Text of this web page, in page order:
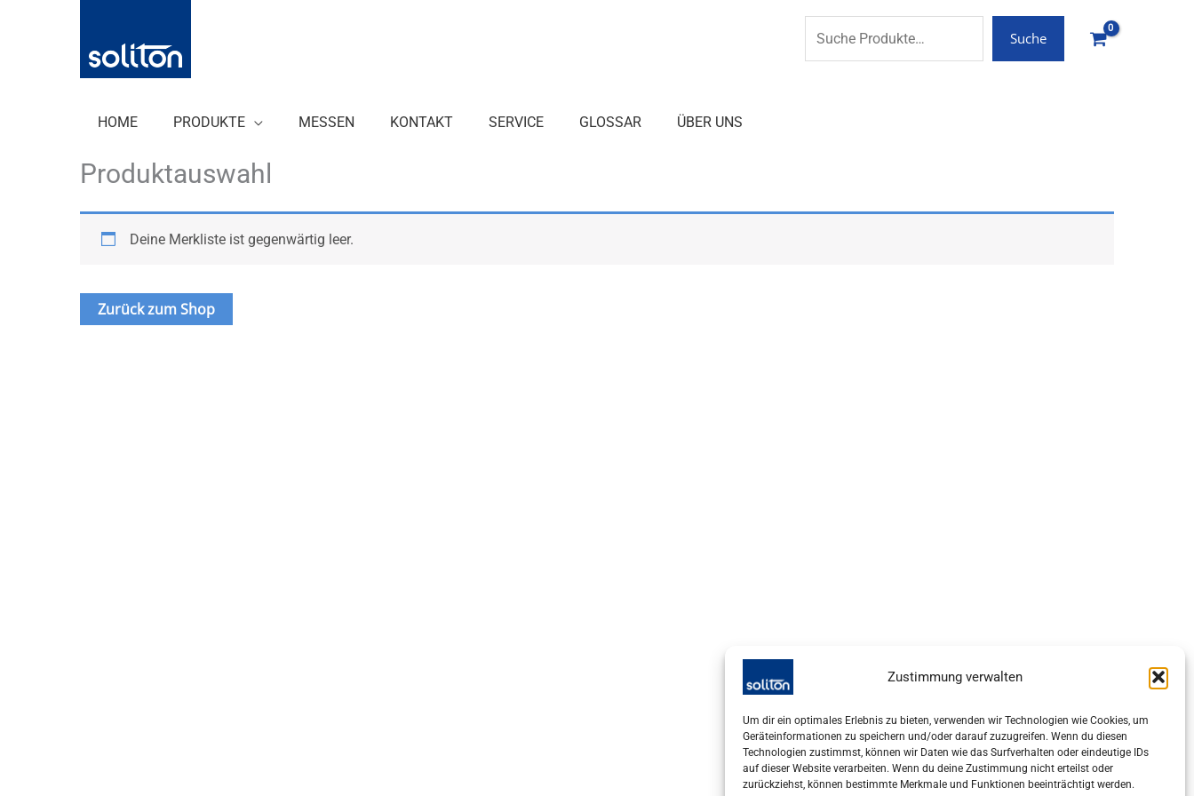
Zustimmung verwalten
Um dir ein optimales Erlebnis zu bieten, verwenden wir Technologien wie Cookies, um
Geräteinformationen zu speichern und/oder darauf zuzugreifen. Wenn du diesen
Technologien zustimmst, können wir Daten wie das Surfverhalten oder eindeutige IDs
auf dieser Website verarbeiten. Wenn du deine Zustimmung nicht erteilst oder
zurückziehst, können bestimmte Merkmale und Funktionen beeinträchtigt werden.
springen
Suche
HOME PRODUKTE MESSEN KONTAKT SERVICE GLOSSAR ÜBER UNS
Produktauswahl
Deine Merkliste ist gegenwärtig leer.
Zurück zum Shop